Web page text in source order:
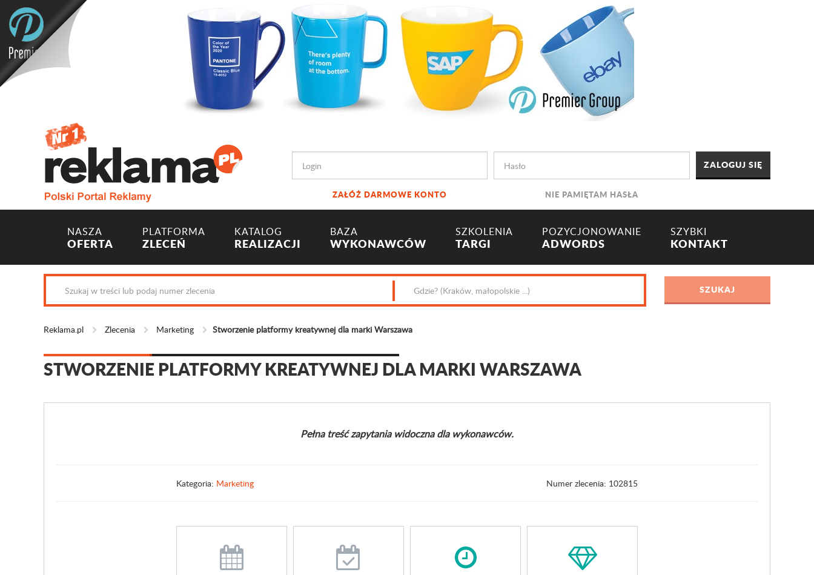
ZAŁÓŻ DARMOWE KONTO NIE PAMIĘTAM HASŁA
NASZA
OFERTA
PLATFORMA
ZLECEŃ
KATALOG
REALIZACJI
BAZA
WYKONAWCÓW
SZKOLENIA
TARGI
POZYCJONOWANIE
ADWORDS
SZYBKI
KONTAKT
Reklama.pl Zlecenia Marketing Stworzenie platformy kreatywnej dla marki Warszawa
STWORZENIE PLATFORMY KREATYWNEJ DLA MARKI WARSZAWA
Pełna treść zapytania widoczna dla wykonawców.
Kategoria: Marketing Numer zlecenia: 102815